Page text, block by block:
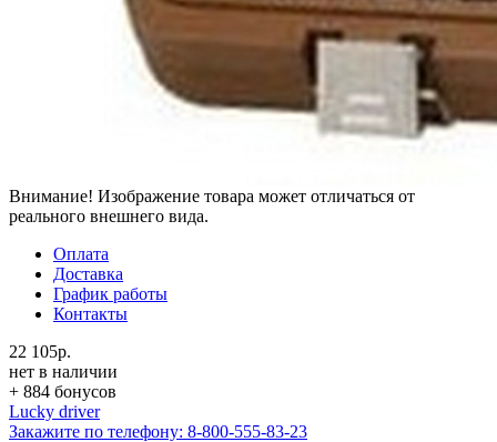
Внимание! Изображение товара может отличаться от
реального внешнего вида.
Оплата
Доставка
График работы
Контакты
22 105р.
нет в наличии
+ 884 бонусов
Lucky driver
Закажите по телефону: 8-800-555-83-23